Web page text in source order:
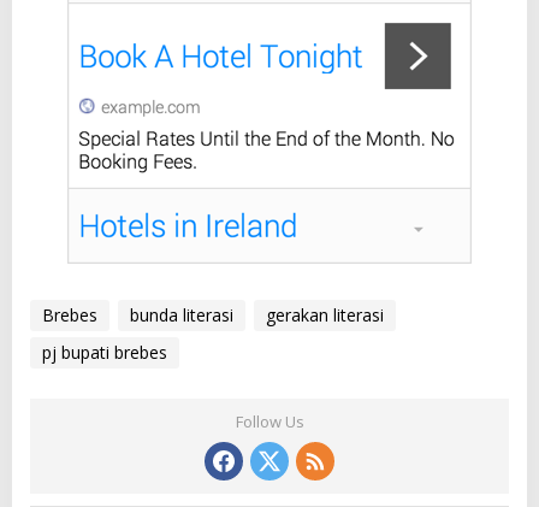
Brebes bunda literasi
gerakan literasi
pj bupati brebes
Follow Us